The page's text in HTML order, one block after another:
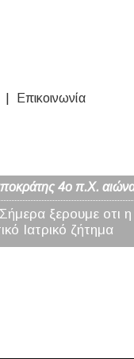
Επικοινωνία
4ο π.Χ.
ξερουμε οτι η
Ιατρικό ζήτημα